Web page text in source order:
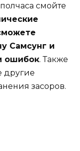
смойте
Самсунг и
ошибок. Также
другие
засоров.